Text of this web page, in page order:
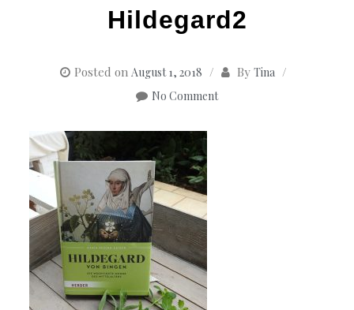
Hildegard2
Posted on August 1, 2018 By Tina
No Comment